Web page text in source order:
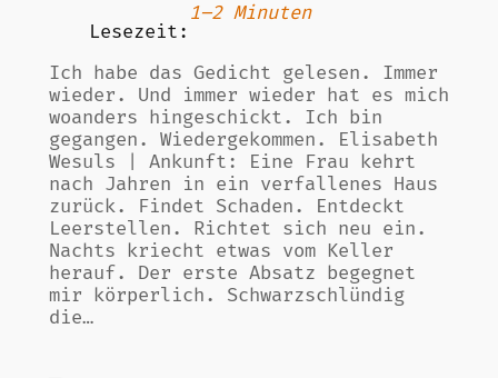
Lesezeit:
1–2 Minuten
Ich habe das Gedicht gelesen. Immer
wieder. Und immer wieder hat es mich
woanders hingeschickt. Ich bin
gegangen. Wiedergekommen. Elisabeth
Wesuls | Ankunft: Eine Frau kehrt
nach Jahren in ein verfallenes Haus
zurück. Findet Schaden. Entdeckt
Leerstellen. Richtet sich neu ein.
Nachts kriecht etwas vom Keller
herauf. Der erste Absatz begegnet
mir körperlich. Schwarzschlündig
die…